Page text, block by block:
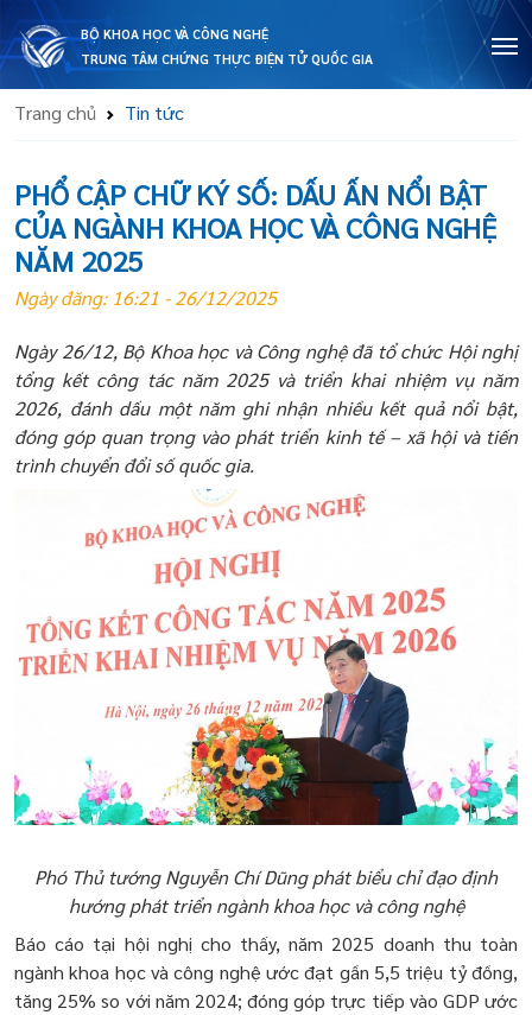
BỘ KHOA HỌC VÀ CÔNG NGHỆ
TRUNG TÂM CHỨNG THỰC ĐIỆN TỬ QUỐC GIA
Trang chủ Tin tức
PHỔ CẬP CHỮ KÝ SỐ: DẤU ẤN NỔI BẬT
CỦA NGÀNH KHOA HỌC VÀ CÔNG NGHỆ
NĂM 2025
Ngày đăng: 16:21 - 26/12/2025
Ngày 26/12, Bộ Khoa học và Công nghệ đã tổ chức Hội nghị
tổng kết công tác năm 2025 và triển khai nhiệm vụ năm
2026, đánh dấu một năm ghi nhận nhiều kết quả nổi bật,
đóng góp quan trọng vào phát triển kinh tế – xã hội và tiến
trình chuyển đổi số quốc gia.
Phó Thủ tướng Nguyễn Chí Dũng phát biểu chỉ đạo định
hướng phát triển ngành khoa học và công nghệ
Báo cáo tại hội nghị cho thấy, năm 2025 doanh thu toàn
ngành khoa học và công nghệ ước đạt gần 5,5 triệu tỷ đồng,
tăng 25% so với năm 2024; đóng góp trực tiếp vào GDP ước